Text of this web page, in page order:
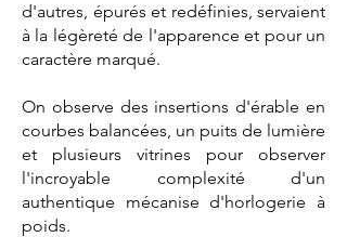
d'autres, épurés et redéfinies, servaient
à la légèreté de l'apparence et pour un
caractère marqué.
On observe des insertions d'érable en
courbes balancées, un puits de lumière
et plusieurs vitrines pour observer
l'incroyable complexité d'un
authentique mécanise d'horlogerie à
poids.